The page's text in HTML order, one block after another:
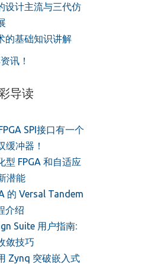
设计主流与三代仿
的基础知识讲解
讯！
导读
SPI接口有一个
缓冲器！
型 FPGA 和自适应
潜能
的 Versal Tandem
介绍
Suite 用户指南:
敛技巧
Zynq 突破嵌入式